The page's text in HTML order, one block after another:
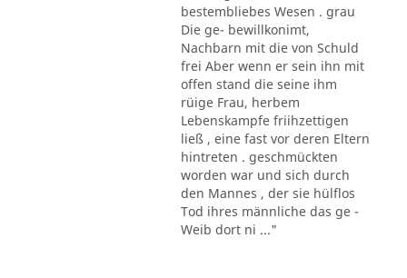
bestembliebes Wesen . grau
Die ge- bewillkonimt,
Nachbarn mit die von Schuld
frei Aber wenn er sein ihn mit
offen stand die seine ihm
rüige Frau, herbem
Lebenskampfe friihzettigen
ließ , eine fast vor deren Eltern
hintreten . geschmückten
worden war und sich durch
den Mannes , der sie hülflos
Tod ihres männliche das ge -
Weib dort ni ..."